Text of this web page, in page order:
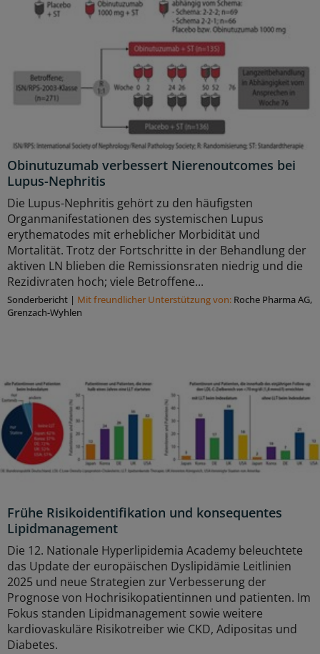
Obinutuzumab verbessert Nierenoutcomes bei
Lupus-Nephritis
Die Lupus-Nephritis gehört zu den häufigsten
Organmanifestationen des systemischen Lupus
erythematodes mit erheblicher Morbidität und
Mortalität. Trotz der Fortschritte in der Behandlung der
aktiven LN blieben die Remissionsraten niedrig und die
Rezidivraten hoch; viele Betroffene...
Sonderbericht | Mit freundlicher Unterstützung von: Roche Pharma AG,
Grenzach-Wyhlen
Frühe Risikoidentifikation und konsequentes
Lipidmanagement
Die 12. Nationale Hyperlipidemia Academy beleuchtete
das Update der europäischen Dyslipidämie Leitlinien
2025 und neue Strategien zur Verbesserung der
Prognose von Hochrisikopatientinnen und patienten. Im
Fokus standen Lipidmanagement sowie weitere
kardiovaskuläre Risikotreiber wie CKD, Adipositas und
Diabetes.